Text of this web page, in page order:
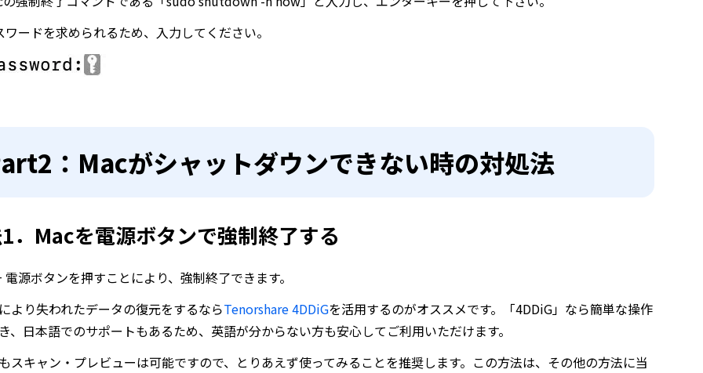
ワードを求められるため、入力してください。
：Macがシャットダウンできない時の対処法
．Macを電源ボタンで強制終了する
源ボタンを押すことにより、強制終了できます。
より失われたデータの復元をするならTenorshare 4DDiGを活用するのがオススメです。「4DDiG」なら簡単な操作
、日本語でのサポートもあるため、英語が分からない方も安心してご利用いただけます。
スキャン・プレビューは可能ですので、とりあえず使ってみることを推奨します。この方法は、その他の方法に当